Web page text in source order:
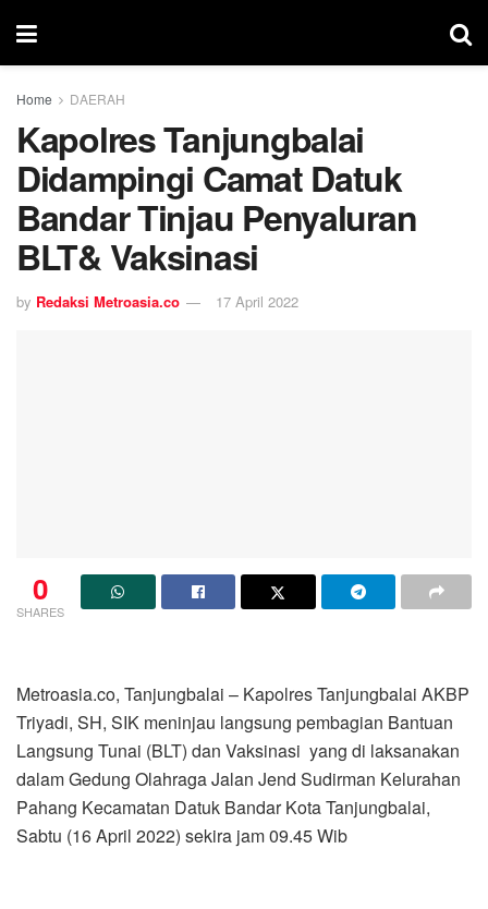
Home DAERAH
Kapolres Tanjungbalai
Didampingi Camat Datuk
Bandar Tinjau Penyaluran
BLT& Vaksinasi
by Redaksi Metroasia.co 17 April 2022
0
SHARES
Metroasia.co, Tanjungbalai – Kapolres Tanjungbalai AKBP
Triyadi, SH, SIK meninjau langsung pembagian Bantuan
Langsung Tunai (BLT) dan Vaksinasi yang di laksanakan
dalam Gedung Olahraga Jalan Jend Sudirman Kelurahan
Pahang Kecamatan Datuk Bandar Kota Tanjungbalai,
Sabtu (16 April 2022) sekira jam 09.45 Wib